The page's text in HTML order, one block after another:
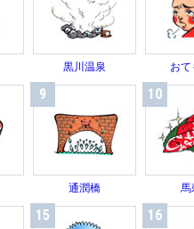
黒川温泉 おて
9
通潤橋
10
馬
15 16